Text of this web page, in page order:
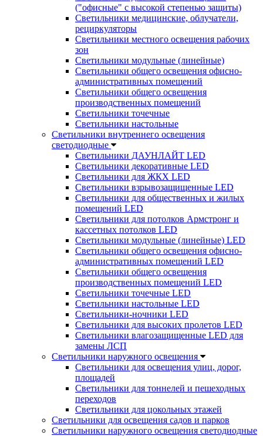
("офисные" с высокой степенью защиты)
Светильники медицинские, облучатели,
рециркуляторы
Светильники местного освещения рабочих
зон
Светильники модульные (линейные)
Светильники общего освещения офисно-
административных помещений
Светильники общего освещения
производственных помещений
Светильники точечные
Светильники настольные
Светильники внутреннего освещения
светодиодные
Светильники ДАУНЛАЙТ LED
Светильники декоративные LED
Светильники для ЖКХ LED
Светильники взрывозащищенные LED
Светильники для общественных и жилых
помещений LED
Светильники для потолков Армстронг и
кассетных потолков LED
Светильники модульные (линейные) LED
Светильники общего освещения офисно-
административных помещений LED
Светильники общего освещения
производственных помещений LED
Светильники точечные LED
Светильники настольные LED
Светильники-ночники LED
Светильники для высоких пролетов LED
Светильники влагозащищенные LED для
замены ЛСП
Светильники наружного освещения
Светильники для освещения улиц, дорог,
площадей
Светильники для тоннелей и пешеходных
переходов
Светильники для цокольных этажей
Светильники для освещения садов и парков
Светильники наружного освещения светодиодные